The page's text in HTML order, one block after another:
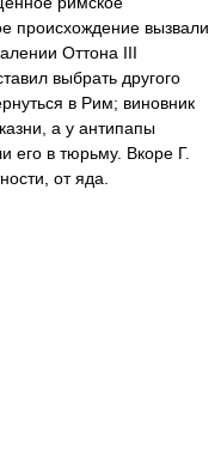
происхождение вызвали
Оттона III
выбрать другого
в Рим; виновник
а у антипапы
его в тюрьму. Вкоре Г.
от яда.